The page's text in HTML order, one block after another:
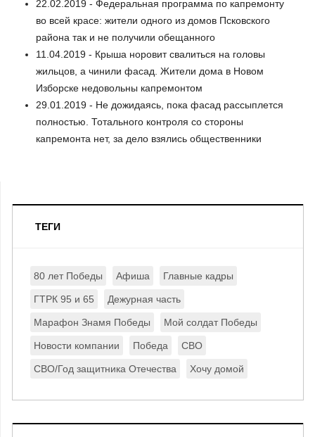
22.02.2019 - Федеральная программа по капремонту
во всей красе: жители одного из домов Псковского
района так и не получили обещанного
11.04.2019 - Крыша норовит свалиться на головы
жильцов, а чинили фасад. Жители дома в Новом
Изборске недовольны капремонтом
29.01.2019 - Не дожидаясь, пока фасад рассыплется
полностью. Тотального контроля со стороны
капремонта нет, за дело взялись общественники
ТЕГИ
80 лет Победы Афиша Главные кадры
ГТРК 95 и 65 Дежурная часть
Марафон Знамя Победы Мой солдат Победы
Новости компании Победа СВО
СВО/Год защитника Отечества Хочу домой